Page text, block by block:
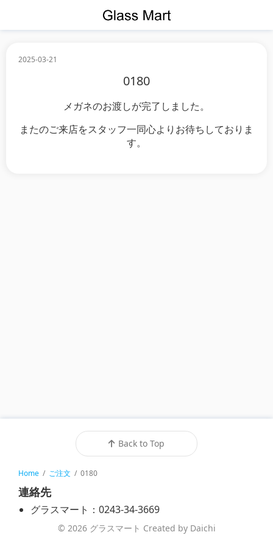
2025-03-21
0180
メガネのお渡しが完了しました。
またのご来店をスタッフ一同心よりお待ちしておりま
す。
Back to Top
Home / ご注文 / 0180
連絡先
グラスマート：0243-34-3669
© 2026 グラスマート Created by Daichi